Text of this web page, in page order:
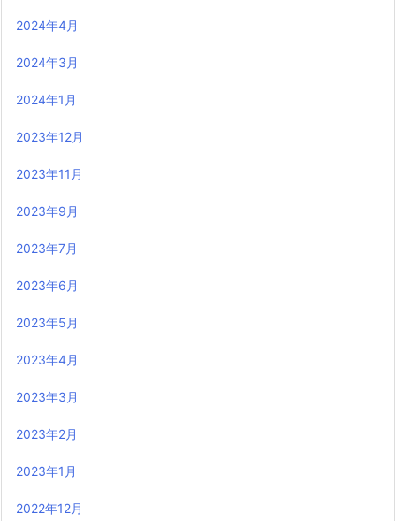
2024年4月
2024年3月
2024年1月
2023年12月
2023年11月
2023年9月
2023年7月
2023年6月
2023年5月
2023年4月
2023年3月
2023年2月
2023年1月
2022年12月